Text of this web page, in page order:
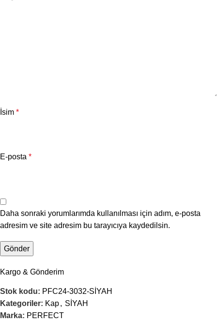
İsim *
E-posta *
Daha sonraki yorumlarımda kullanılması için adım, e-posta
adresim ve site adresim bu tarayıcıya kaydedilsin.
Kargo & Gönderim
Stok kodu: PFC24-3032-SİYAH
Kategoriler: Kap, SİYAH
Marka: PERFECT